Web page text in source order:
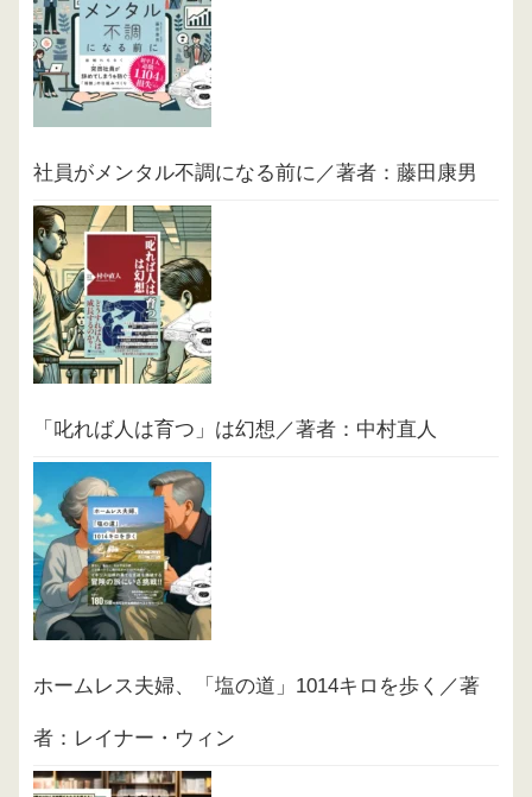
社員がメンタル不調になる前に／著者：藤田康男
「叱れば人は育つ」は幻想／著者：中村直人
ホームレス夫婦、「塩の道」1014キロを歩く／著
者：レイナー・ウィン